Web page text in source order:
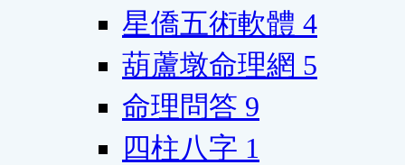
星僑五術軟體 4
葫蘆墩命理網 5
命理問答 9
四柱八字 1